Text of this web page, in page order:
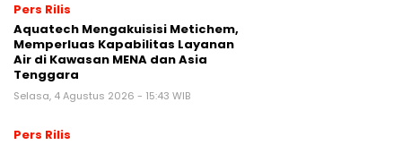
Pers Rilis
Aquatech Mengakuisisi Metichem,
Memperluas Kapabilitas Layanan
Air di Kawasan MENA dan Asia
Tenggara
Selasa, 4 Agustus 2026 - 15:43 WIB
Pers Rilis